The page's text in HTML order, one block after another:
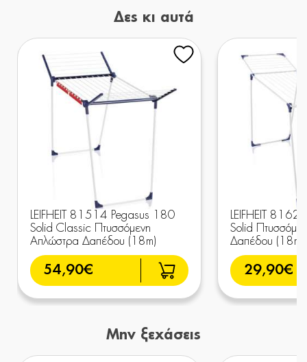
Δες κι αυτά
LEIFHEIT 81514 Pegasus 180
Solid Classic Πτυσσόμενη
Απλώστρα Δαπέδου (18m)
54,90€
LEIFHEIT
Solid
Δαπέδου (18m)
29,90€
Μην ξεχάσεις